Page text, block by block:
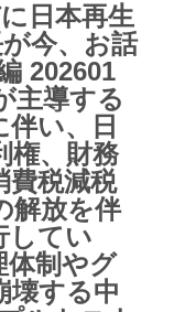
日本再生
今、お話
202601
主導する
い、日
権、財務
費税減税
解放を伴
してい
体制やグ
壊する中